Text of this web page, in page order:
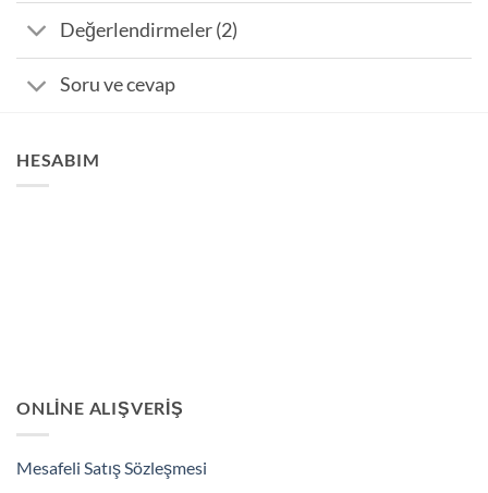
Değerlendirmeler (2)
Soru ve cevap
HESABIM
ONLINE ALIŞVERIŞ
Mesafeli Satış Sözleşmesi